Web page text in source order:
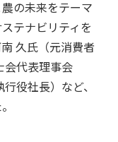
の未来をテーマ
テナビリティを
久氏（元消費者
会代表理事会
役社長）など、